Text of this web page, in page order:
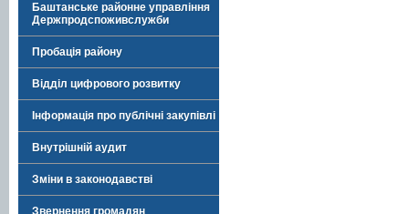
Баштанське районне управління
Держпродспоживслужби
Пробація району
Відділ цифрового розвитку
Інформація про публічні закупівлі
Внутрішній аудит
Зміни в законодавстві
Звернення громадян